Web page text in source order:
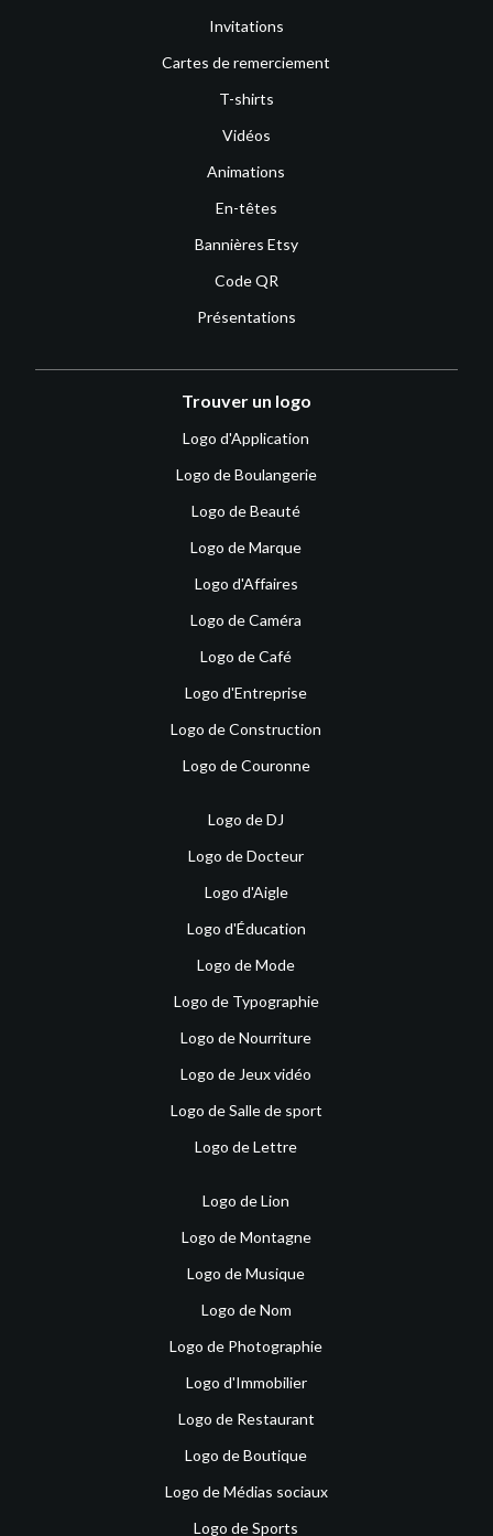
Invitations
Cartes de remerciement
T-shirts
Vidéos
Animations
En-têtes
Bannières Etsy
Code QR
Présentations
Trouver un logo
Logo d'Application
Logo de Boulangerie
Logo de Beauté
Logo de Marque
Logo d'Affaires
Logo de Caméra
Logo de Café
Logo d'Entreprise
Logo de Construction
Logo de Couronne
Logo de DJ
Logo de Docteur
Logo d'Aigle
Logo d'Éducation
Logo de Mode
Logo de Typographie
Logo de Nourriture
Logo de Jeux vidéo
Logo de Salle de sport
Logo de Lettre
Logo de Lion
Logo de Montagne
Logo de Musique
Logo de Nom
Logo de Photographie
Logo d'Immobilier
Logo de Restaurant
Logo de Boutique
Logo de Médias sociaux
Logo de Sports